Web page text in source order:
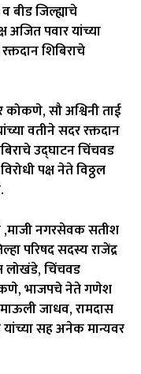
बीड जिल्ह्याचे
अजित पवार यांच्या
शिबिराचे
कोकणे, सौ अश्विनी ताई
वतीने सदर रक्तदान
उद्घाटन चिंचवड
पक्ष नेते विठ्ठल
नगरसेवक सतीश
परिषद सदस्य राजेंद्र
लोखंडे, चिंचवड
भाजपचे नेते गणेश
जाधव, रामदास
सह अनेक मान्यवर